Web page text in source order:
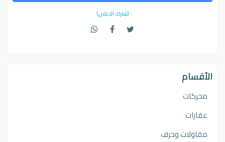
(شارك الاعلان)
الأقسام
محركات
عقارات
مقاولات وحرف